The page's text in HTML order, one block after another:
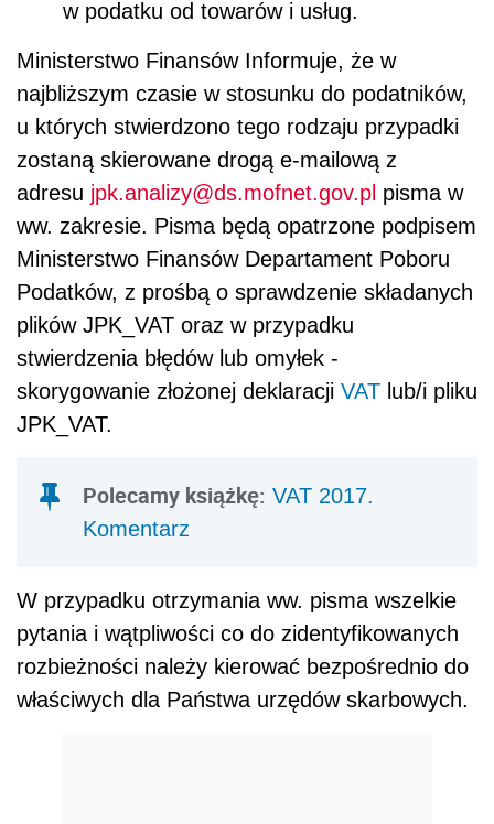
w podatku od towarów i usług.
Ministerstwo Finansów Informuje, że w
najbliższym czasie w stosunku do podatników,
u których stwierdzono tego rodzaju przypadki
zostaną skierowane drogą e-mailową z
adresu jpk.analizy@ds.mofnet.gov.pl pisma w
ww. zakresie. Pisma będą opatrzone podpisem
Ministerstwo Finansów Departament Poboru
Podatków, z prośbą o sprawdzenie składanych
plików JPK_VAT oraz w przypadku
stwierdzenia błędów lub omyłek -
skorygowanie złożonej deklaracji VAT lub/i pliku
JPK_VAT.
Polecamy książkę: VAT 2017.
Komentarz
W przypadku otrzymania ww. pisma wszelkie
pytania i wątpliwości co do zidentyfikowanych
rozbieżności należy kierować bezpośrednio do
właściwych dla Państwa urzędów skarbowych.